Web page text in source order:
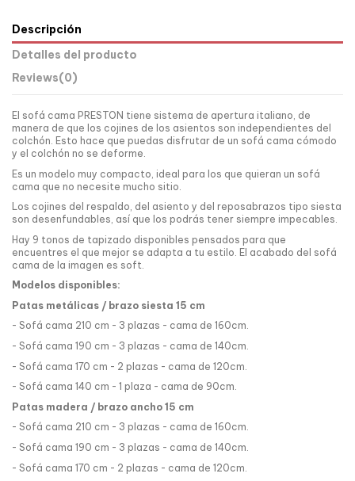
Descripción
Detalles del producto
Reviews(0)
El sofá cama PRESTON tiene sistema de apertura italiano, de
manera de que los cojines de los asientos son independientes del
colchón. Esto hace que puedas disfrutar de un sofá cama cómodo
y el colchón no se deforme.
Es un modelo muy compacto, ideal para los que quieran un sofá
cama que no necesite mucho sitio.
Los cojines del respaldo, del asiento y del reposabrazos tipo siesta
son desenfundables, así que los podrás tener siempre impecables.
Hay 9 tonos de tapizado disponibles pensados para que
encuentres el que mejor se adapta a tu estilo. El acabado del sofá
cama de la imagen es soft.
Modelos disponibles:
Patas metálicas / brazo siesta 15 cm
- Sofá cama 210 cm - 3 plazas - cama de 160cm.
- Sofá cama 190 cm - 3 plazas - cama de 140cm.
- Sofá cama 170 cm - 2 plazas - cama de 120cm.
- Sofá cama 140 cm - 1 plaza - cama de 90cm.
Patas madera / brazo ancho 15 cm
- Sofá cama 210 cm - 3 plazas - cama de 160cm.
- Sofá cama 190 cm - 3 plazas - cama de 140cm.
- Sofá cama 170 cm - 2 plazas - cama de 120cm.